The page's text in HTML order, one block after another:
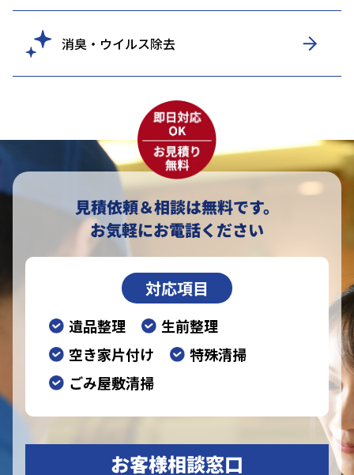
消臭・ウイルス除去
見積依頼＆相談は無料です。
お気軽にお電話ください
対応項目
遺品整理
生前整理
空き家片付け
特殊清掃
ごみ屋敷清掃
お客様相談窓口